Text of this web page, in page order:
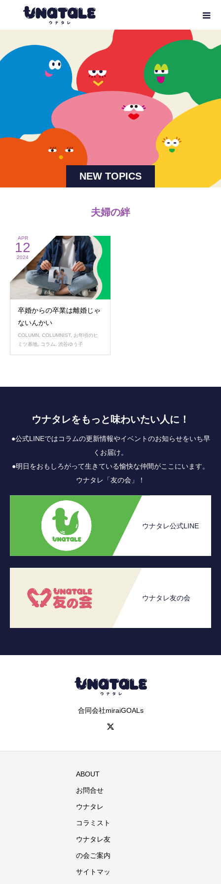
NEW TOPICS
夫婦の絆
APR
12
2024
卒婚からの卒業は離婚じゃ
ないんかい
COLUMN, COLUMNIST, お年頃のヒ
ミツ基地, コラム, 渋谷ゆう子
ウナタレをもっと味わいたい人に！
●公式LINEではコラムの更新情報やイベントのお知らせをいち早
くお届け。
●明日をおもしろがって生きている愉快な仲間がここにいます。
ウナタレ「友の会」！
ウナタレ公式LINE
ウナタレ友の会
合同会社miraiGOALs
ABOUT
お問合せ
ウナタレ
コラミスト
ウナタレ友
の会ご案内
サイトマッ